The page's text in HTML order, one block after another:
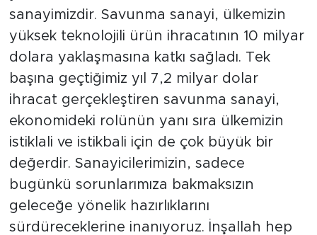
sanayimizdir. Savunma sanayi, ülkemizin
yüksek teknolojili ürün ihracatının 10 milyar
dolara yaklaşmasına katkı sağladı. Tek
başına geçtiğimiz yıl 7,2 milyar dolar
ihracat gerçekleştiren savunma sanayi,
ekonomideki rolünün yanı sıra ülkemizin
istiklali ve istikbali için de çok büyük bir
değerdir. Sanayicilerimizin, sadece
bugünkü sorunlarımıza bakmaksızın
geleceğe yönelik hazırlıklarını
sürdüreceklerine inanıyoruz. İnşallah hep